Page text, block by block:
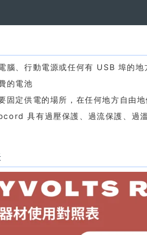
腦、行動電源或任何有 USB 埠的地
的電池
固定供電的場所，在任何地方自由
具有過壓保護、過流保護、